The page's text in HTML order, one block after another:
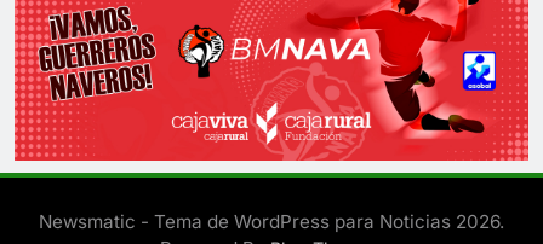
Newsmatic - Tema de WordPress para Noticias 2026.